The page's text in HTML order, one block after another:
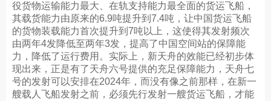
役货物运输能力最大、在轨支持能力最全面的货运飞船，
其载货能力由原来的6.9吨提升到7.4吨，让中国货运飞船
的货物装载能力首次提升到7吨以上，这使得其发射频次
由两年4发降低至两年3发，提高了中国空间站的保障能
力，降低了运行费用。实际上，新天舟的效能已经初步体
现出来，正是有了天舟六号提供的充足保障能力，天舟七
号的发射可以安排在2024年，而没有像之前那样，在新一
艘载人飞船发射之前，必须先行发射一艘货运飞船，才能